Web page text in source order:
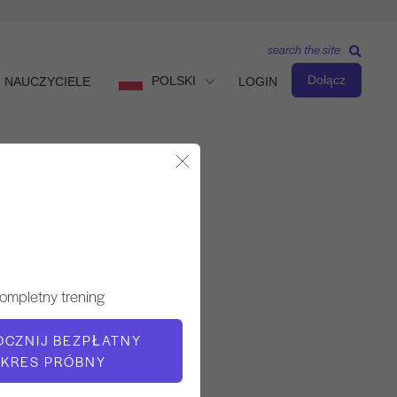
NAUCZYCIELE POLSKI LOGIN Dołącz
search the site
trening
BEZPŁATNY
PRÓBNY
Victoria Torrie-Capan
CZAS WIDEO